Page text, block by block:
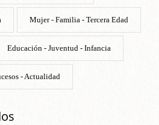
Mujer - Familia - Tercera Edad
Educación - Juventud - Infancia
- Actualidad